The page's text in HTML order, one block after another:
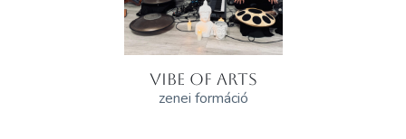
VIBE OF ARTS
zenei formáció